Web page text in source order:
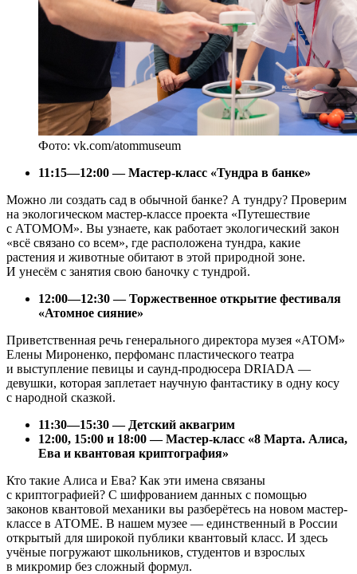
Фото: vk.com/atommuseum
11:15—12:00 — Мастер-класс «Тундра в банке»
Можно ли создать сад в обычной банке? А тундру? Проверим
на экологическом мастер-классе проекта «Путешествие
с АТОМОМ». Вы узнаете, как работает экологический закон
«всё связано со всем», где расположена тундра, какие
растения и животные обитают в этой природной зоне.
И унесём с занятия свою баночку с тундрой.
12:00—12:30 — Торжественное открытие фестиваля
«Атомное сияние»
Приветственная речь генерального директора музея «АТОМ»
Елены Мироненко, перфоманс пластического театра
и выступление певицы и саунд-продюсера DRIADA —
девушки, которая заплетает научную фантастику в одну косу
с народной сказкой.
11:30—15:30 — Детский аквагрим
12:00, 15:00 и 18:00 — Мастер-класс «8 Марта. Алиса,
Ева и квантовая криптография»
Кто такие Алиса и Ева? Как эти имена связаны
с криптографией? С шифрованием данных с помощью
законов квантовой механики вы разберётесь на новом мастер-
классе в АТОМЕ. В нашем музее — единственный в России
открытый для широкой публики квантовый класс. И здесь
учёные погружают школьников, студентов и взрослых
в микромир без сложный формул.